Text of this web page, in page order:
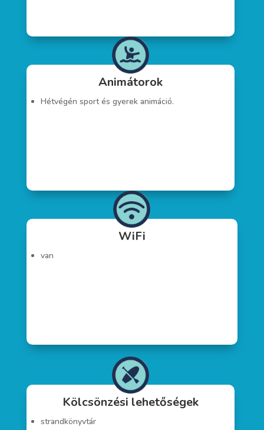
Animátorok
Hétvégén sport és gyerek animáció.
WiFi
van
Kölcsönzési lehetőségek
strandkönyvtár